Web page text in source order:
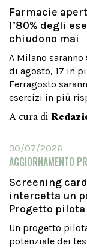
Farmacie
l’80% degli
chiudono mai
A Milano
di agosto, 17 in
Ferragosto
esercizi in più
A cura di
30/07/2026
AGGIORNAMENTO
Screening
intercetta un
Progetto
Un progetto
potenziale dei